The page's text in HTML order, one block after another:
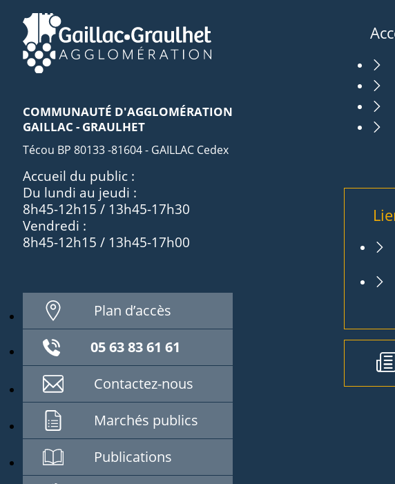
COMMUNAUTÉ D'AGGLOMÉRATION
GAILLAC - GRAULHET
Técou BP 80133 -81604 - GAILLAC Cedex
Accueil du public :
Du lundi au jeudi :
8h45-12h15 / 13h45-17h30
Vendredi :
8h45-12h15 / 13h45-17h00
Plan d’accès
05 63 83 61 61
Contactez-nous
Marchés publics
Publications